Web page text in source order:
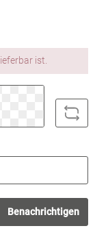
ist.
Benachrichtigen